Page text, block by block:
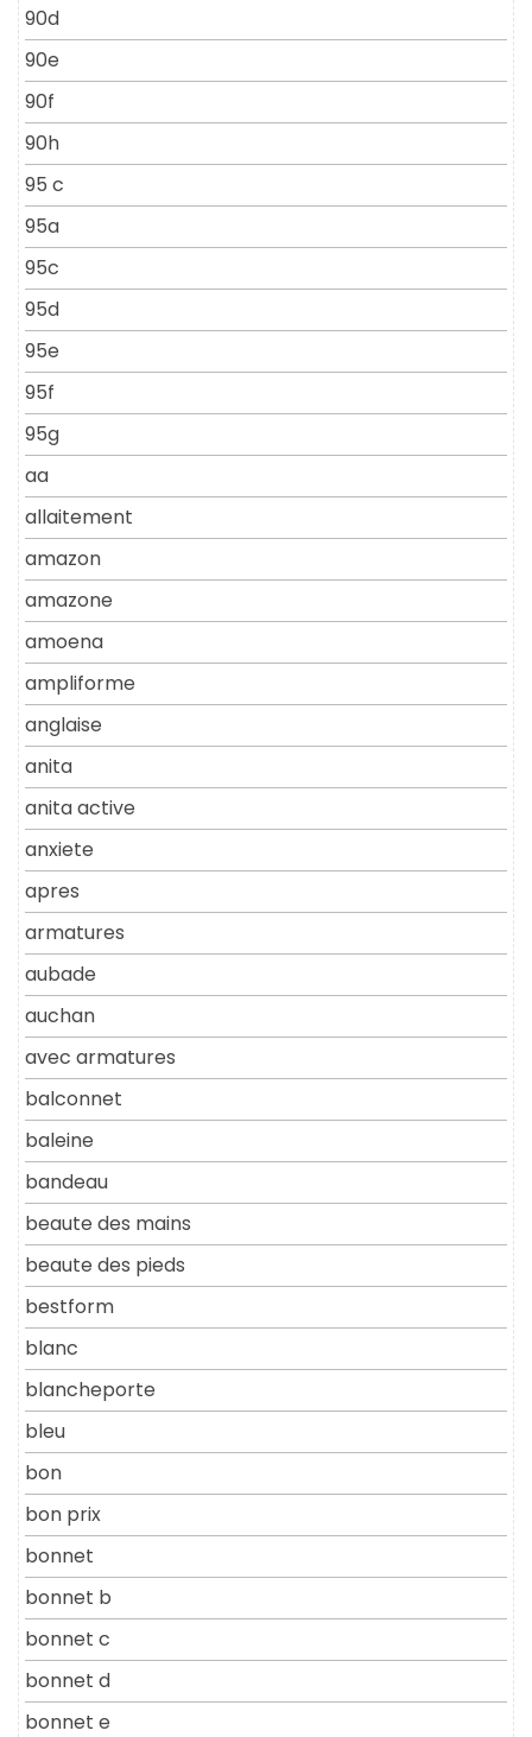
90d
90e
90f
90h
95 c
95a
95c
95d
95e
95f
95g
aa
allaitement
amazon
amazone
amoena
ampliforme
anglaise
anita
anita active
anxiete
apres
armatures
aubade
auchan
avec armatures
balconnet
baleine
bandeau
beaute des mains
beaute des pieds
bestform
blanc
blancheporte
bleu
bon
bon prix
bonnet
bonnet b
bonnet c
bonnet d
bonnet e